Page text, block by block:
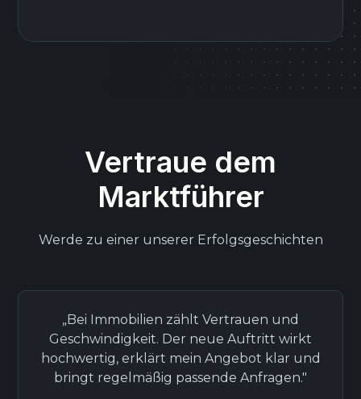
Vertraue dem
Marktführer
Werde zu einer unserer Erfolgsgeschichten
„Bei Immobilien zählt Vertrauen und
Geschwindigkeit. Der neue Auftritt wirkt
hochwertig, erklärt mein Angebot klar und
bringt regelmäßig passende Anfragen."